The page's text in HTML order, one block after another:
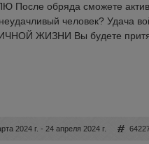
обряда сможете
человек? Удача
ЖИЗНИ Вы будете
2024 г. - 24 апреля 2024 г.